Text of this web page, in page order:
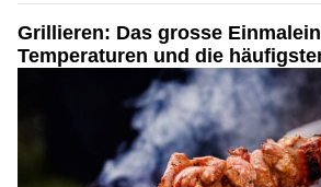
Grillieren: Das grosse
Temperaturen und die